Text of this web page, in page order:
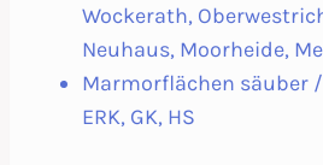
Wockerath,
Neuhaus, Moorheide,
Marmorflächen säuber
ERK, GK, HS